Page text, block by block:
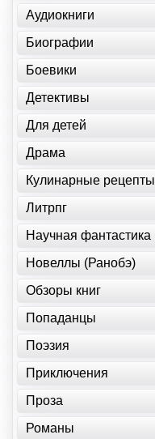
Аудиокниги
Биографии
Боевики
Детективы
Для детей
Драма
Кулинарные рецепты
Литрпг
Научная фантастика
Новеллы (Ранобэ)
Обзоры книг
Попаданцы
Поэзия
Приключения
Проза
Романы